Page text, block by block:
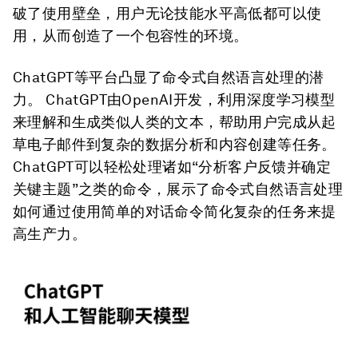
破了使用壁垒，用户无论技能水平高低都可以使
用，从而创造了一个包容性的环境。
ChatGPT等平台凸显了命令式自然语言处理的潜
力。 ChatGPT由OpenAI开发，利用深度学习模型
来理解和生成类似人类的文本，帮助用户完成从起
草电子邮件到复杂的数据分析和内容创建等任务。
ChatGPT可以轻松处理诸如“分析客户反馈并确定
关键主题”之类的命令，展示了命令式自然语言处理
如何通过使用简单的对话命令简化复杂的任务来提
高生产力。